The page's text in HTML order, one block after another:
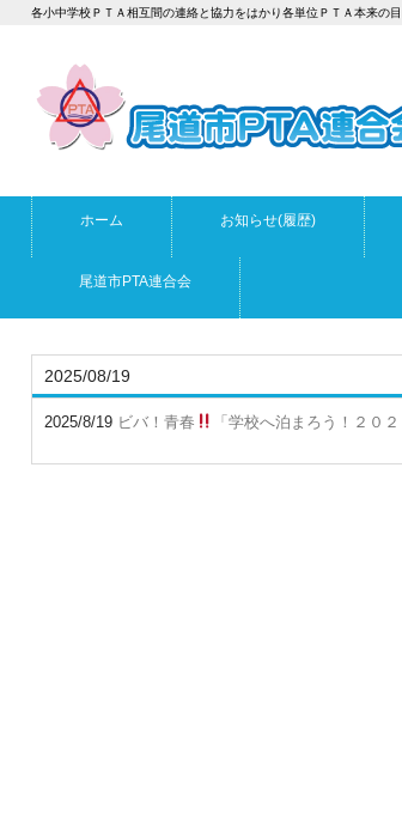
各小中学校ＰＴＡ相互間の連絡と協力をはかり各単位ＰＴＡ本来の目
ホーム お知らせ(履歴)
尾道市PTA連合会
2025/08/19
2025/8/19 ビバ！青春 「学校へ泊まろう！２０